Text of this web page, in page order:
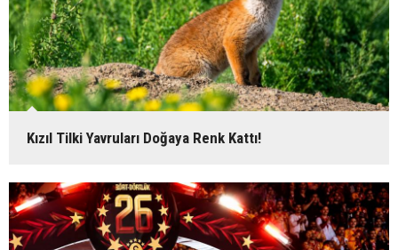
Kızıl Tilki Yavruları Doğaya Renk Kattı!